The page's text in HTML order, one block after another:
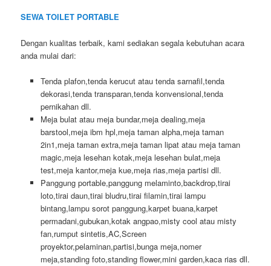
SEWA TOILET PORTABLE
Dengan kualitas terbaik, kami sediakan segala kebutuhan acara
anda mulai dari:
Tenda plafon,tenda kerucut atau tenda sarnafil,tenda
dekorasi,tenda transparan,tenda konvensional,tenda
pernikahan dll.
Meja bulat atau meja bundar,meja dealing,meja
barstool,meja ibm hpl,meja taman alpha,meja taman
2in1,meja taman extra,meja taman lipat atau meja taman
magic,meja lesehan kotak,meja lesehan bulat,meja
test,meja kantor,meja kue,meja rias,meja partisi dll.
Panggung portable,panggung melaminto,backdrop,tirai
loto,tirai daun,tirai bludru,tirai filamin,tirai lampu
bintang,lampu sorot panggung,karpet buana,karpet
permadani,gubukan,kotak angpao,misty cool atau misty
fan,rumput sintetis,AC,Screen
proyektor,pelaminan,partisi,bunga meja,nomer
meja,standing foto,standing flower,mini garden,kaca rias dll.